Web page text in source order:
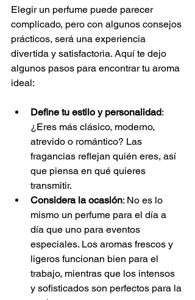
Elegir un perfume puede parecer
complicado, pero con algunos consejos
prácticos, será una experiencia
divertida y satisfactoria. Aquí te dejo
algunos pasos para encontrar tu aroma
ideal:
Define tu estilo y personalidad:
¿Eres más clásico, moderno,
atrevido o romántico? Las
fragancias reflejan quién eres, así
que piensa en qué quieres
transmitir.
Considera la ocasión: No es lo
mismo un perfume para el día a
día que uno para eventos
especiales. Los aromas frescos y
ligeros funcionan bien para el
trabajo, mientras que los intensos
y sofisticados son perfectos para la